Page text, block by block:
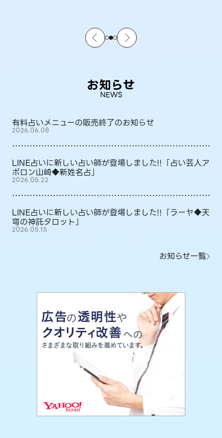
お知らせ
NEWS
有料占いメニューの販売終了のお知らせ
2026.06.08
LINE占いに新しい占い師が登場しました!!「占い芸人ア
ポロン山崎◆新姓名占」
2026.05.22
LINE占いに新しい占い師が登場しました!!「ラーヤ◆天
穹の神託タロット」
2026.05.15
お知らせ一覧